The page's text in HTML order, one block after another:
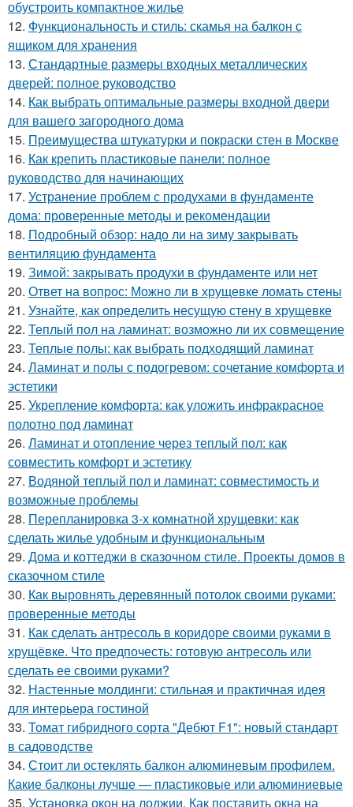
обустроить компактное жилье
12. Функциональность и стиль: скамья на балкон с
ящиком для хранения
13. Стандартные размеры входных металлических
дверей: полное руководство
14. Как выбрать оптимальные размеры входной двери
для вашего загородного дома
15. Преимущества штукатурки и покраски стен в Москве
16. Как крепить пластиковые панели: полное
руководство для начинающих
17. Устранение проблем с продухами в фундаменте
дома: проверенные методы и рекомендации
18. Подробный обзор: надо ли на зиму закрывать
вентиляцию фундамента
19. Зимой: закрывать продухи в фундаменте или нет
20. Ответ на вопрос: Можно ли в хрущевке ломать стены
21. Узнайте, как определить несущую стену в хрущевке
22. Теплый пол на ламинат: возможно ли их совмещение
23. Теплые полы: как выбрать подходящий ламинат
24. Ламинат и полы с подогревом: сочетание комфорта и
эстетики
25. Укрепление комфорта: как уложить инфракрасное
полотно под ламинат
26. Ламинат и отопление через теплый пол: как
совместить комфорт и эстетику
27. Водяной теплый пол и ламинат: совместимость и
возможные проблемы
28. Перепланировка 3-х комнатной хрущевки: как
сделать жилье удобным и функциональным
29. Дома и коттеджи в сказочном стиле. Проекты домов в
сказочном стиле
30. Как выровнять деревянный потолок своими руками:
проверенные методы
31. Как сделать антресоль в коридоре своими руками в
хрущёвке. Что предпочесть: готовую антресоль или
сделать ее своими руками?
32. Настенные молдинги: стильная и практичная идея
для интерьера гостиной
33. Томат гибридного сорта "Дебют F1": новый стандарт
в садоводстве
34. Стоит ли остеклять балкон алюминевым профилем.
Какие балконы лучше — пластиковые или алюминиевые
35. Установка окон на лоджии. Как поставить окна на